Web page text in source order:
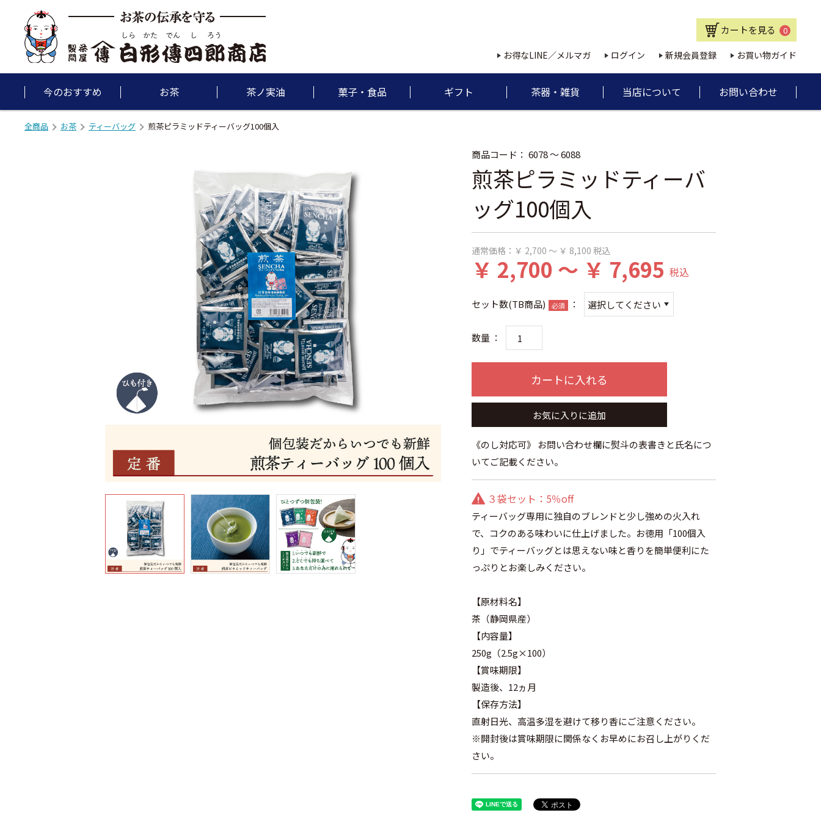
カートを見る 0
お得なLINE／メルマガ ログイン 新規会員登録 お買い物ガイド
今のおすすめ お茶 茶ノ実油 菓子・食品 ギフト 茶器・雑貨 当店について お問い合わせ
全商品 お茶 ティーバッグ 煎茶ピラミッドティーバッグ100個入
商品コード： 6078 ～ 6088
煎茶ピラミッドティーバ
ッグ100個入
通常価格： ￥ 2,700 ～ ￥ 8,100 税込
￥ 2,700 ～ ￥ 7,695 税込
セット数(TB商品) 必須 ：
数量 ：
カートに入れる
お気に入りに追加
《のし対応可》 お問い合わせ欄に熨斗の表書きと氏名につ
いてご記載ください。
３袋セット：5％off
ティーバッグ専用に独自のブレンドと少し強めの火入れ
で、コクのある味わいに仕上げました。お徳用「100個入
り」でティーバッグとは思えない味と香りを簡単便利にた
っぷりとお楽しみください。
【原材料名】
茶（静岡県産）
【内容量】
250g（2.5g×100）
【賞味期限】
製造後、12ヵ月
【保存方法】
直射日光、高温多湿を避けて移り香にご注意ください。
※開封後は賞味期限に関係なくお早めにお召し上がりくだ
さい。